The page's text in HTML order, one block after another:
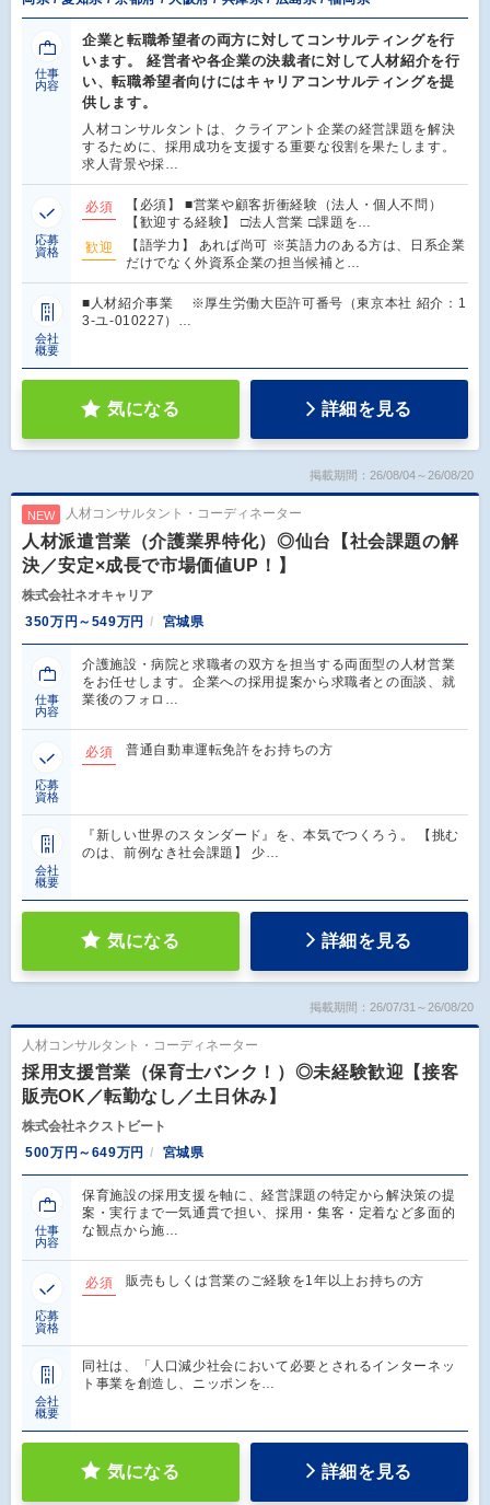
仕事
内容
企業と転職希望者の両方に対してコンサルティングを行
います。 経営者や各企業の決裁者に対して人材紹介を行
い、転職希望者向けにはキャリアコンサルティングを提
供します。
人材コンサルタントは、クライアント企業の経営課題を解決
するために、採用成功を支援する重要な役割を果たします。
求人背景や採…
応募
資格
必須
【必須】 ■営業や顧客折衝経験（法人・個人不問）
【歓迎する経験】 □法人営業 □課題を…
歓迎
【語学力】 あれば尚可 ※英語力のある方は、日系企業
だけでなく外資系企業の担当候補と…
会社
概要
■人材紹介事業 ※厚生労働大臣許可番号（東京本社 紹介：1
3-ユ-010227）…
気になる 詳細を見る
掲載期間：26/08/04～26/08/20
NEW 人材コンサルタント・コーディネーター
人材派遣営業（介護業界特化）◎仙台【社会課題の解
決／安定×成長で市場価値UP！】
株式会社ネオキャリア
350万円～549万円
宮城県
仕事
内容
介護施設・病院と求職者の双方を担当する両面型の人材営業
をお任せします。企業への採用提案から求職者との面談、就
業後のフォロ…
応募
資格
必須 普通自動車運転免許をお持ちの方
会社
概要
『新しい世界のスタンダード』を、本気でつくろう。 【挑む
のは、前例なき社会課題】 少…
気になる 詳細を見る
掲載期間：26/07/31～26/08/20
人材コンサルタント・コーディネーター
採用支援営業（保育士バンク！）◎未経験歓迎【接客
販売OK／転勤なし／土日休み】
株式会社ネクストビート
500万円～649万円
宮城県
仕事
内容
保育施設の採用支援を軸に、経営課題の特定から解決策の提
案・実行まで一気通貫で担い、採用・集客・定着など多面的
な観点から施…
応募
資格
必須 販売もしくは営業のご経験を1年以上お持ちの方
会社
概要
同社は、「人口減少社会において必要とされるインターネッ
ト事業を創造し、ニッポンを…
気になる 詳細を見る